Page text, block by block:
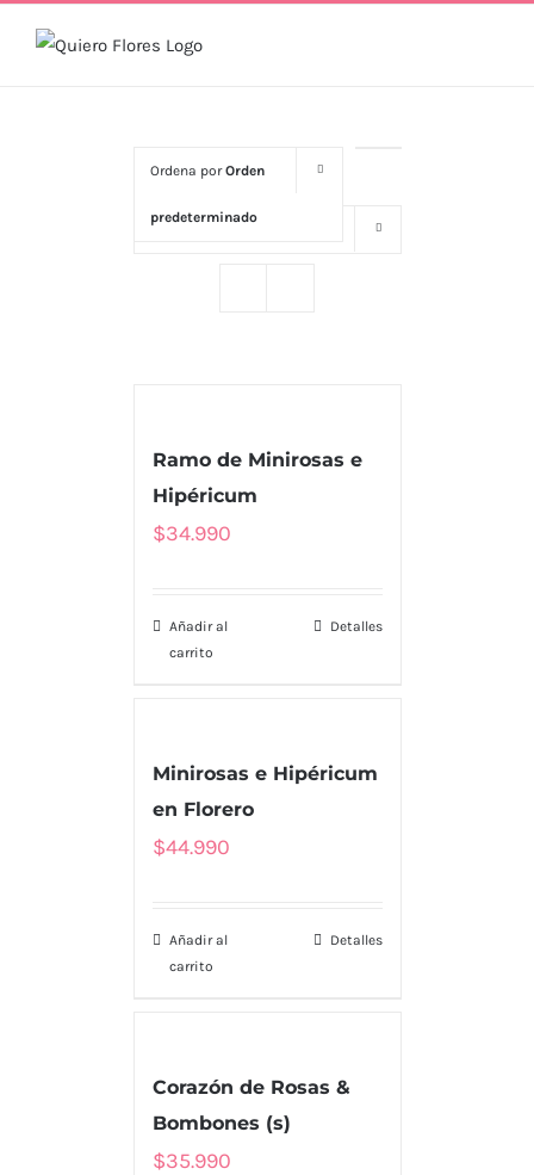
Ordena porOrden
predeterminado
Mostrar
Ramo de Minirosas e
Hipéricum
$34.990
Añadir al
carrito
Detalles
Minirosas e Hipéricum
en Florero
$44.990
Añadir al
carrito
Detalles
Corazón de Rosas &
Bombones (s)
$35.990